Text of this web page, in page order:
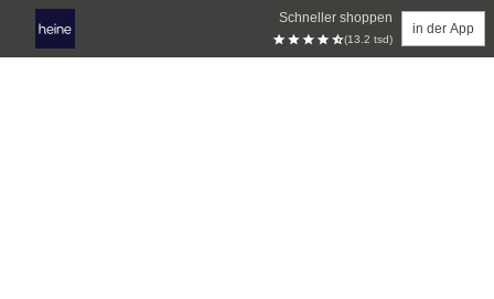
Schneller shoppen
(13.2 tsd)
in der App